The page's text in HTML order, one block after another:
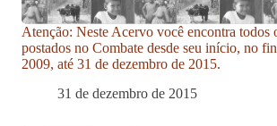
Atenção: Neste Acervo você encontra todos
postados no Combate desde seu início, no
2009, até 31 de dezembro de 2015.
31 de dezembro de 2015